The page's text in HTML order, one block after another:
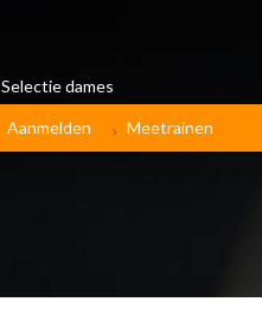
Selectie dames
Aanmelden Meetrainen